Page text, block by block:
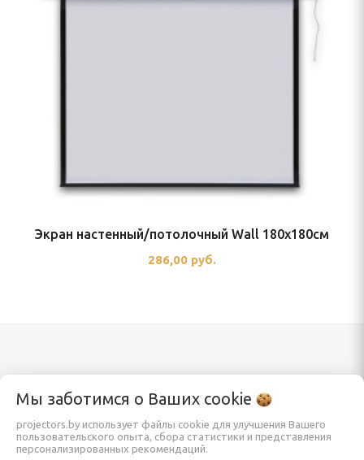
Экран настенный/потолочный Wall 180x180см
286,00 руб.
Каталог
Проекторы
Информация
Заказать
Мы заботимся о Ваших cookie
projectors.by использует файлы cookie для улучшения Вашего
пользовательского опыта, сбора статистики и представления
персонализированных рекомендаций.